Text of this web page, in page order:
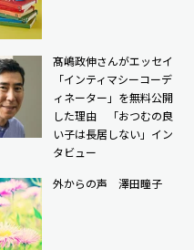
髙嶋政伸さんがエッセイ
「インティマシーコーデ
ィネーター」を無料公開
した理由 「おつむの良
い子は長居しない」イン
タビュー
外からの声 澤田瞳子